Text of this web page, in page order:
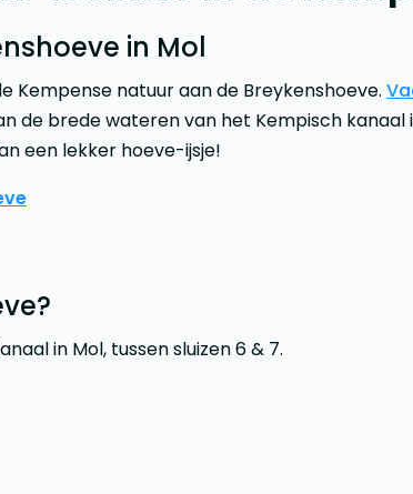
in Mol
natuur aan de Breykenshoeve.
de brede wateren van het Kempisch kanaal
een lekker hoeve-ijsje!
in Mol, tussen sluizen 6 & 7.